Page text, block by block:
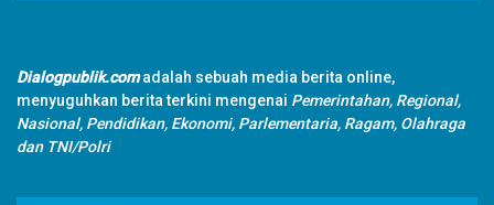
Dialogpublik.comadalah sebuah media berita online,
menyuguhkan berita terkini mengenai Pemerintahan, Regional,
Nasional, Pendidikan, Ekonomi, Parlementaria, Ragam, Olahraga
dan TNI/Polri